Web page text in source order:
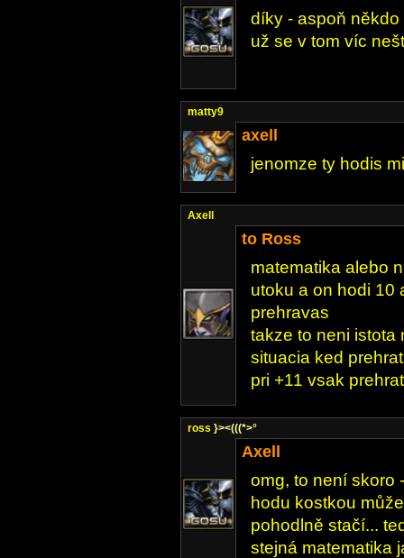
díky - aspoň
už se v tom víc
matty9
axell
jenomze ty hodis
Axell
to Ross
matematika alebo
utoku a on hodi 10
prehravas
takze to neni istota
situacia ked
pri +11 vsak
ross }><(((*>°
Axell
omg, to není skoro
hodu kostkou
pohodlně stačí...
stejná matematika